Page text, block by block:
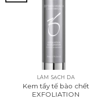
LÀM SẠCH DA
Kem tẩy tế bào chết
EXFOLIATION